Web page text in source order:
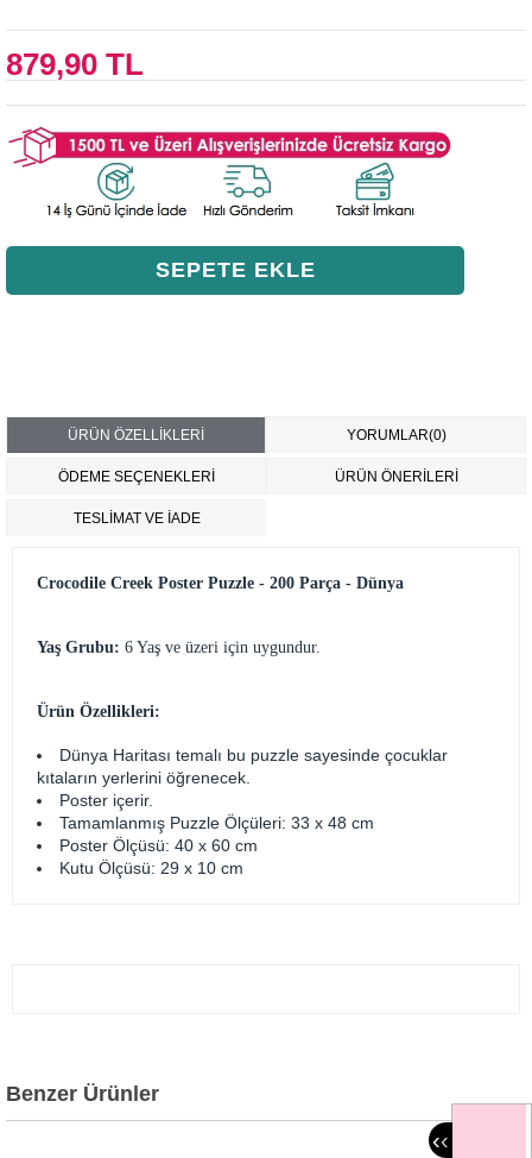
‹‹
879,90 TL
ÜRÜN ÖZELLIKLERI YORUMLAR(0)
ÖDEME SEÇENEKLERI ÜRÜN ÖNERILERI
TESLİMAT VE İADE
Crocodile Creek Poster Puzzle - 200 Parça - Dünya
Yaş Grubu: 6 Yaş ve üzeri için uygundur.
Ürün Özellikleri:
Dünya Haritası temalı bu puzzle sayesinde çocuklar
kıtaların yerlerini öğrenecek.
Poster içerir.
Tamamlanmış Puzzle Ölçüleri: 33 x 48 cm
Poster Ölçüsü: 40 x 60 cm
Kutu Ölçüsü: 29 x 10 cm
Benzer Ürünler